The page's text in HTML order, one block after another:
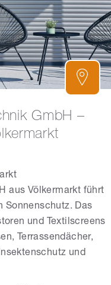
GmbH –
aus Völkermarkt führt
Sonnenschutz. Das
und Textilscreens
Terrassendächer,
und